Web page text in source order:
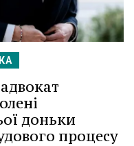
доньки
процесу